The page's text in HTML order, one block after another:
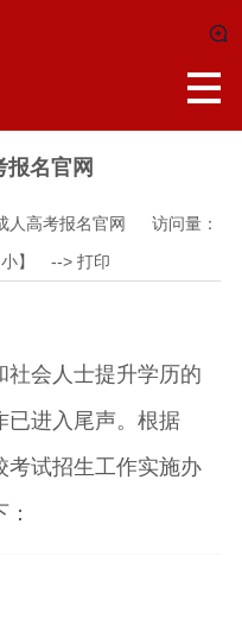
报名官网
人高考报名官网 访问量：
小】 --> 打印
社会人士提升学历的
进入尾声。 根据
考试招生工作实施办